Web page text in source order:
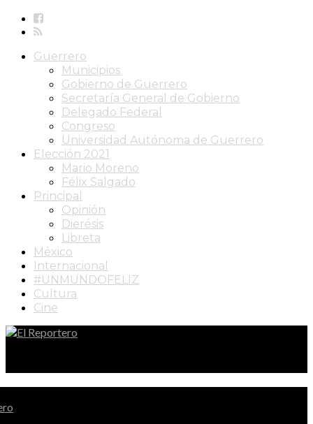
Guerrero
Municipios
Gobierno de Guerrero
Secretaría General de Gobierno
Delegado Federal
Congreso
Universidad Autónoma de Guerrero
Elección 2021
Mario Moreno
Félix Salgado
Principal
Opinión
Dierésis
Libreta
México
Internacional
#UNMUNDOFELIZ
Cultura
Cine